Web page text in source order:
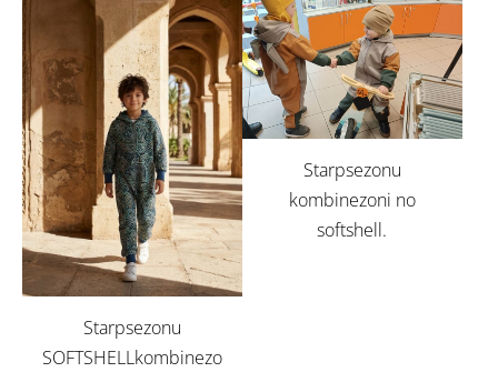
Starpsezonu
SOFTSHELLkombinezo
Starpsezonu
kombinezoni no
softshell.